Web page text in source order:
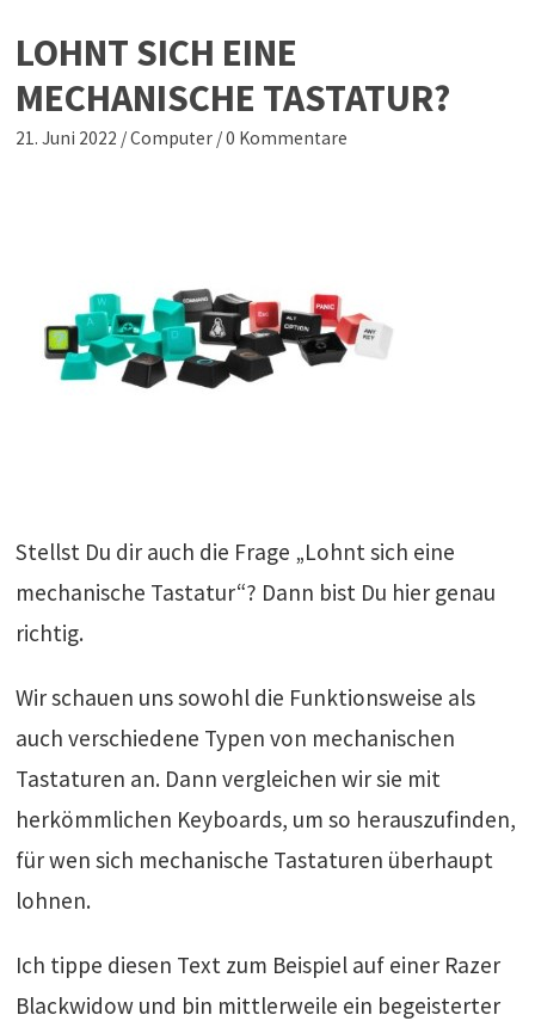
LOHNT SICH EINE
MECHANISCHE TASTATUR?
21. Juni 2022 /Computer /0 Kommentare
Stellst Du dir auch die Frage „Lohnt sich eine
mechanische Tastatur“? Dann bist Du hier genau
richtig.
Wir schauen uns sowohl die Funktionsweise als
auch verschiedene Typen von mechanischen
Tastaturen an. Dann vergleichen wir sie mit
herkömmlichen Keyboards, um so herauszufinden,
für wen sich mechanische Tastaturen überhaupt
lohnen.
Ich tippe diesen Text zum Beispiel auf einer Razer
Blackwidow und bin mittlerweile ein begeisterter